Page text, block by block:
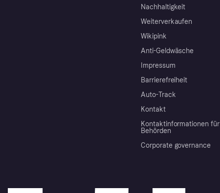
Nachhaltigkeit
Weiterverkaufen
Wikipink
Anti-Geldwäsche
Impressum
Barrierefreiheit
Auto-Track
Kontakt
Kontaktinformationen für
Behörden
Corporate governance